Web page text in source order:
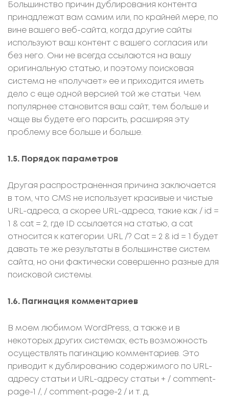
Большинство причин дублирования контента
принадлежат вам самим или, по крайней мере, по
вине вашего веб-сайта, когда другие сайты
используют ваш контент с вашего согласия или
без него. Они не всегда ссылаются на вашу
оригинальную статью, и поэтому поисковая
система не «получает» ее и приходится иметь
дело с еще одной версией той же статьи. Чем
популярнее становится ваш сайт, тем больше и
чаще вы будете его парсить, расширяя эту
проблему все больше и больше.
1.5. Порядок параметров
Другая распространенная причина заключается
в том, что CMS не использует красивые и чистые
URL-адреса, а скорее URL-адреса, такие как / id =
1 & cat = 2, где ID ссылается на статью, а cat
относится к категории. URL /? Cat = 2 & id = 1 будет
давать те же результаты в большинстве систем
сайта, но они фактически совершенно разные для
поисковой системы.
1.6. Пагинация комментариев
В моем любимом WordPress, а также и в
некоторых других системах, есть возможность
осуществлять пагинацию комментариев. Это
приводит к дублированию содержимого по URL-
адресу статьи и URL-адресу статьи + / comment-
page-1 /, / comment-page-2 / и т. д.